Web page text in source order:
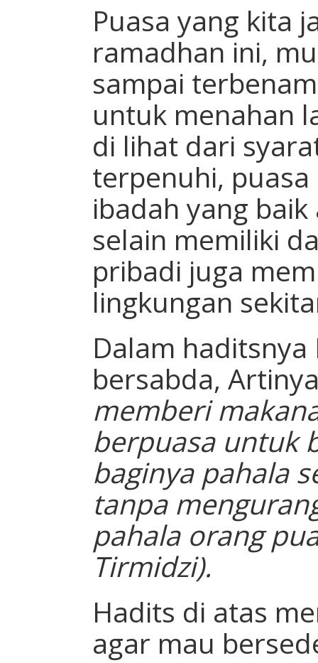
Puasa yang kita
ramadhan ini,
sampai
untuk menahan
di lihat dari
terpenuhi,
ibadah yang
selain memiliki
pribadi juga
lingkungan
Dalam
bersabda,
memberi
berpuasa untuk
baginya pahala
tanpa
pahala orang
Tirmidzi).
Hadits di atas
agar mau